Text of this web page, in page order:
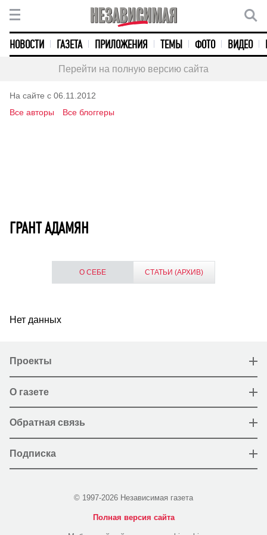
НОВОСТИ ГАЗЕТА ПРИЛОЖЕНИЯ ТЕМЫ ФОТО ВИДЕО
Перейти на полную версию сайта
На сайте с 06.11.2012
Все авторы
Все блоггеры
ГРАНТ АДАМЯН
О СЕБЕ СТАТЬИ (АРХИВ)
Нет данных
Проекты
О газете
Обратная связь
Подписка
© 1997-2026 Независимая газета
Полная версия сайта